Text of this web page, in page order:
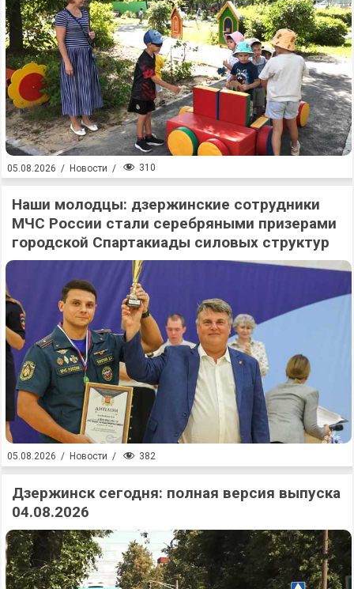
05.08.2026 / Новости / 310
Наши молодцы: дзержинские сотрудники
МЧС России стали серебряными призерами
городской Спартакиады силовых структур
05.08.2026 / Новости / 382
Дзержинск сегодня: полная версия выпуска
04.08.2026